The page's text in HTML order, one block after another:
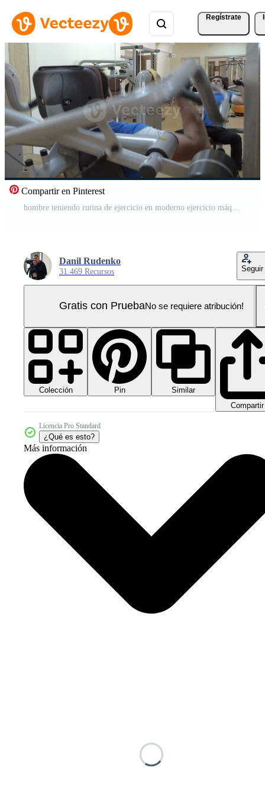
Regístrate
Compartir en Pinterest
Danil Rudenko
31.469 Recursos Seguir
Gratis con PruebaNo se requiere atribución!
Colección Pin
Similar
Compartir
Licencia Pro Standard
¿Qué es esto?
Más información